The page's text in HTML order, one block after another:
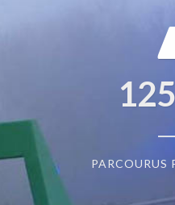
PARCOURUS